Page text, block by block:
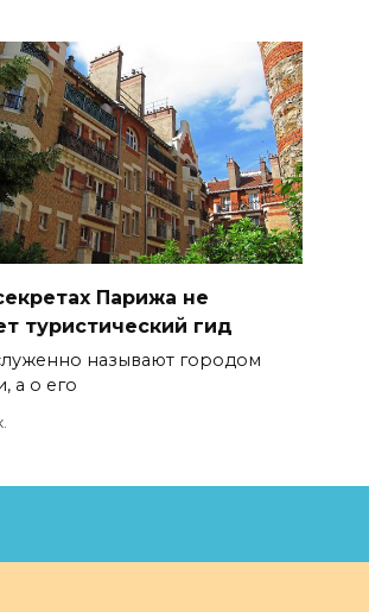
Парижа не
туристический гид
называют городом
а о его